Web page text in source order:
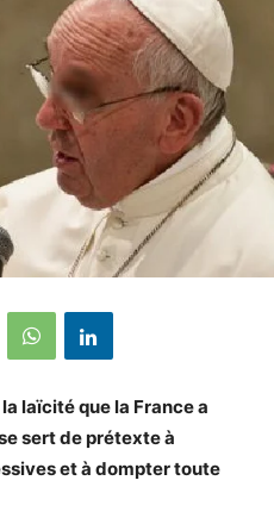
la laïcité que la France a
sert de prétexte à
et à dompter toute